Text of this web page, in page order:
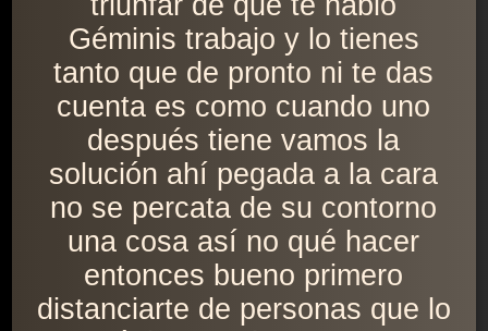
Géminis trabajo y lo tienes
tanto que de pronto ni te das
cuenta es como cuando uno
después tiene vamos la
solución ahí pegada a la cara
no se percata de su contorno
una cosa así no qué hacer
entonces bueno primero
distanciarte de personas que lo